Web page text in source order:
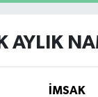
AYLIK
İMSAK